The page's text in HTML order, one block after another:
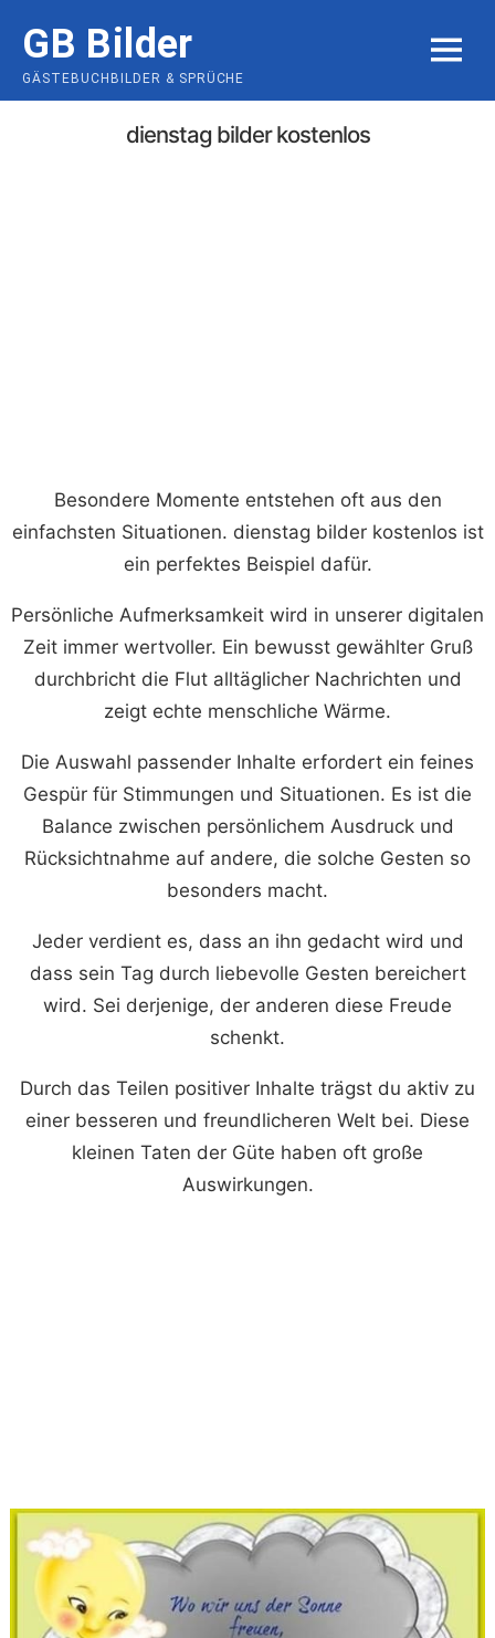
content
GB Bilder
GÄSTEBUCHBILDER & SPRÜCHE
MENU
dienstag bilder kostenlos
Besondere Momente entstehen oft aus den
einfachsten Situationen. dienstag bilder kostenlos ist
ein perfektes Beispiel dafür.
Persönliche Aufmerksamkeit wird in unserer digitalen
Zeit immer wertvoller. Ein bewusst gewählter Gruß
durchbricht die Flut alltäglicher Nachrichten und
zeigt echte menschliche Wärme.
Die Auswahl passender Inhalte erfordert ein feines
Gespür für Stimmungen und Situationen. Es ist die
Balance zwischen persönlichem Ausdruck und
Rücksichtnahme auf andere, die solche Gesten so
besonders macht.
Jeder verdient es, dass an ihn gedacht wird und
dass sein Tag durch liebevolle Gesten bereichert
wird. Sei derjenige, der anderen diese Freude
schenkt.
Durch das Teilen positiver Inhalte trägst du aktiv zu
einer besseren und freundlicheren Welt bei. Diese
kleinen Taten der Güte haben oft große
Auswirkungen.